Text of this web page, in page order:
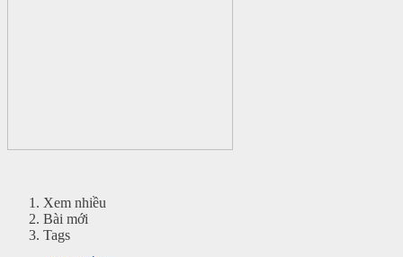
Xem nhiều
Bài mới
Tags